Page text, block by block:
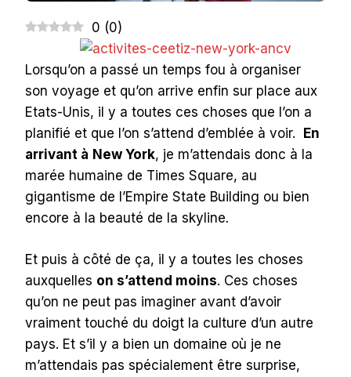
0 (0)
Lorsqu’on a passé un temps fou à organiser
son voyage et qu’on arrive enfin sur place aux
Etats-Unis, il y a toutes ces choses que l’on a
planifié et que l’on s’attend d’emblée à voir.
En
arrivant à New York, je m’attendais donc à la
marée humaine de Times Square, au
gigantisme de l’Empire State Building ou bien
encore à la beauté de la skyline.
Et puis à côté de ça, il y a toutes les choses
auxquelles on s’attend moins. Ces choses
qu’on ne peut pas imaginer avant d’avoir
vraiment touché du doigt la culture d’un autre
pays. Et s’il y a bien un domaine où je ne
m’attendais pas spécialement être surprise,